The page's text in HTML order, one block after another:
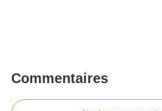
Commentaires